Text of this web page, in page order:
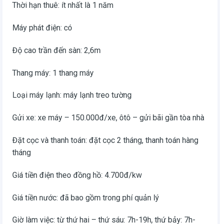
Thời hạn thuê: ít nhất là 1 năm
Máy phát điện: có
Độ cao trần đến sàn: 2,6m
Thang máy: 1 thang máy
Loại máy lạnh: máy lạnh treo tường
Gửi xe: xe máy – 150.000đ/xe, ôtô – gửi bãi gần tòa nhà
Đặt cọc và thanh toán: đặt cọc 2 tháng, thanh toán hàng
tháng
Giá tiền điện theo đồng hồ: 4.700đ/kw
Giá tiền nước: đã bao gồm trong phí quản lý
Giờ làm việc: từ thứ hai – thứ sáu: 7h-19h, thứ bảy: 7h-